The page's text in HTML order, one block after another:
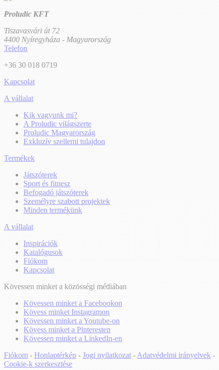
Proludic KFT
Tiszavasvári út 72
4400 Nyíregyháza - Magyarország
Telefon
+36 30 018 0719
Kapcsolat
A vállalat
Kik vagyunk mi?
A Proludic világszerte
Proludic Magyarország
Exkluzív szellemi tulajdon
Termékek
Játszóterek
Sport és fitnesz
Befogadó játszóterek
Személyre szabott projektek
Minden termékünk
A vállalat
Inspirációk
Katalógusok
Fiókom
Kapcsolat
Kövessen minket a közösségi médiában
Kövessen minket a Facebookon
Kövess minket Instagramon
Kövessen minket a Youtube-on
Kövess minket a Pinteresten
Kövessen minket a LinkedIn-en
Fiókom - Honlaptérkép - Jogi nyilatkozat - Adatvédelmi irányelvek -
Cookie-k szerkesztése